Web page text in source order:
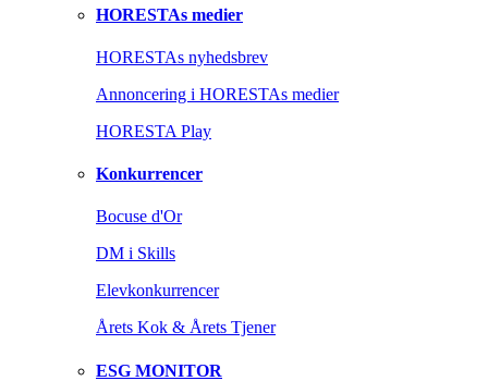
HORESTAs medier
HORESTAs nyhedsbrev
Annoncering i HORESTAs medier
HORESTA Play
Konkurrencer
Bocuse d'Or
DM i Skills
Elevkonkurrencer
Årets Kok & Årets Tjener
ESG MONITOR